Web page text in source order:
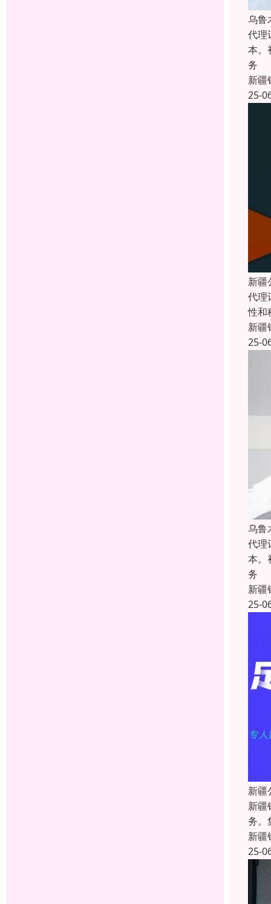
乌鲁
代理
本。
务
新疆
25-
新疆
代理
性和
新疆
25-
乌鲁
代理
本。
务
新疆
25-
新疆
新疆
务。
新疆
25-